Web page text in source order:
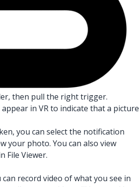
then pull the right trigger.
in VR to indicate that a picture
you can select the notification
your photo. You can also view
File Viewer.
record video of what you see in